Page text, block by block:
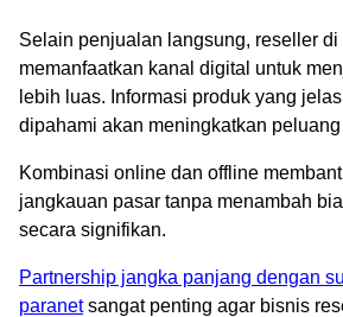
Selain penjualan langsung, reseller di
memanfaatkan kanal digital untuk
lebih luas. Informasi produk yang
dipahami akan meningkatkan
Kombinasi online dan offline
jangkauan pasar tanpa menambah
secara signifikan.
Partnership jangka panjang dengan
paranetsangat penting agar bisnis